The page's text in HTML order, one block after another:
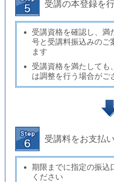
受講の本登録を
受講資格を確認し、満
号と受講料振込みのご
ます
受講資格を満たしても
は調整を行う場合がご
受講料をお支払
期限までに指定の振込
ください